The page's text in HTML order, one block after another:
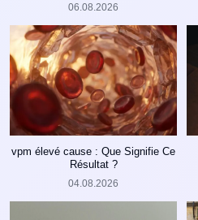
06.08.2026
vpm élevé cause : Que Signifie Ce
Résultat ?
04.08.2026